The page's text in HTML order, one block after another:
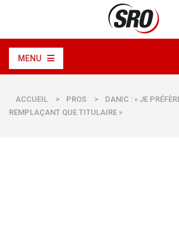
MENU
ACCUEIL > PROS >
DANIC : « JE
REMPLAÇANT QUE TITULAIRE »